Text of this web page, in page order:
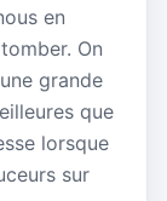
en
On
grande
que
lorsque
sur